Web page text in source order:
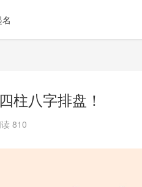
柱八字排盘！
810